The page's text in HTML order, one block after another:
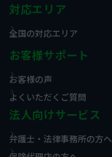
対応エリア
全国の対応エリア
お客様サポート
お客様の声
よくいただくご質問
法人向けサービス
弁護士・法律事務所の方へ